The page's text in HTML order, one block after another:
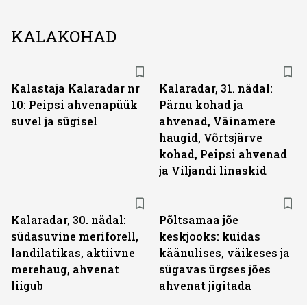
KALAKOHAD
Kalastaja Kalaradar nr
10: Peipsi ahvenapüük
suvel ja sügisel
Kalaradar, 31. nädal:
Pärnu kohad ja
ahvenad, Väinamere
haugid, Võrtsjärve
kohad, Peipsi ahvenad
ja Viljandi linaskid
Kalaradar, 30. nädal:
südasuvine meriforell,
landilatikas, aktiivne
merehaug, ahvenat
liigub
Põltsamaa jõe
keskjooks: kuidas
käänulises, väikeses ja
sügavas ürgses jões
ahvenat jigitada